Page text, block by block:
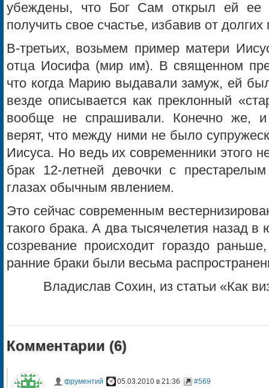
убеждены, что Бог Сам открыл ей ее
получить свое счастье, избавив от долгих
В-третьих, возьмем пример матери
отца Иосифа (мир им). В священном
что когда Марию выдавали замуж, ей
везде описывается как преклонный
вообще не спрашивали. Конечно же, и
верят, что между ними не было
Иисуса. Но ведь их современники этого
брак 12-летней девочки с
глазах обычным явлением.
Это сейчас современным
такого брака. А два тысячелетия назад
созревание происходит гораздо
ранние браки были весьма
Владислав Сохин, из статьи «Как
Комментарии (6)
фрументий 05.03.2010 в 21:36 #569